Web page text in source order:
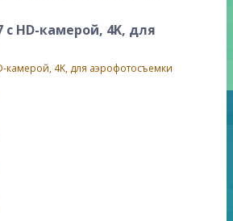
с HD-камерой, 4K, для